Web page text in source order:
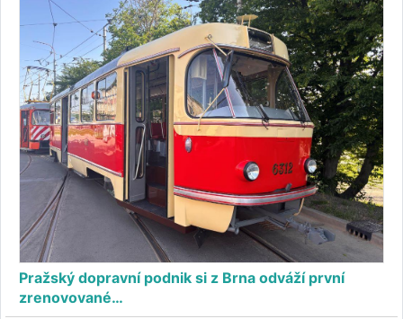
Pražský dopravní podnik si z Brna odváží první
zrenovované…